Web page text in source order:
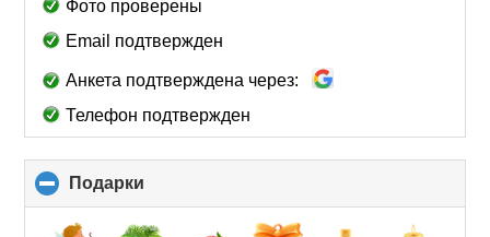
Фото проверены
Email подтвержден
Анкета подтверждена через:
Телефон подтвержден
Подарки
to
collapse